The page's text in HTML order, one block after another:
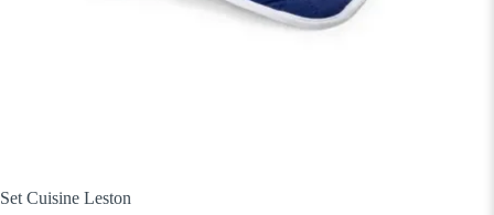
Set Cuisine Leston